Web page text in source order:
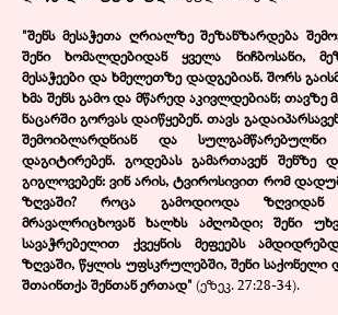
"შენს მესაჭეთა ღრიალზე შეზანზარდება
შენი ხომალდებიდან ყველა ნიჩბოსანი,
მესაჭეები და ხმელეთზე დადგებიან. შორს
ხმა შენს გამო და მწარედ აკივლდებიან; თავზე
ნაცარში გორვას დაიწყებენ. თავს
შემოიბლარდნიან და
დაგიტირებენ. გოდებას გამართავენ შენზე
გიგლოვებენ: ვინ არის, ტვიროსივით რომ
ზღვაში? როცა გამოდიოდა ზღვიდან
მრავალრიცხოვან ხალხს აძღობდი; შენი
სავაჭრებელით ქვეყნის მეფეებს
ზღვაში, წყლის უფსკრულებში, შენი
შთაინთქა შენთან ერთად" (ეზეკ. 27:28-34).